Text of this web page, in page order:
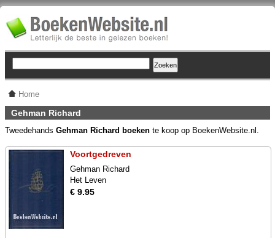
Home
Gehman Richard
Tweedehands Gehman Richard boeken te koop op BoekenWebsite.nl.
Voortgedreven
Gehman Richard
Het Leven
€ 9.95